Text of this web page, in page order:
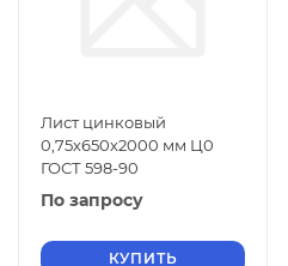
Лист цинковый
0,75х650х2000 мм Ц0
ГОСТ 598-90
По запросу
КУПИТЬ